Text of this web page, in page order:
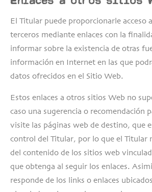
El Titular puede proporcionarle acceso
terceros mediante enlaces con la
informar sobre la existencia de otras
información en Internet en las que
datos ofrecidos en el Sitio Web.
Estos enlaces a otros sitios Web no
caso una sugerencia o recomendación
visite las páginas web de destino, que
control del Titular, por lo que el Titular
del contenido de los sitios web
que obtenga al seguir los enlaces.
responde de los links o enlaces